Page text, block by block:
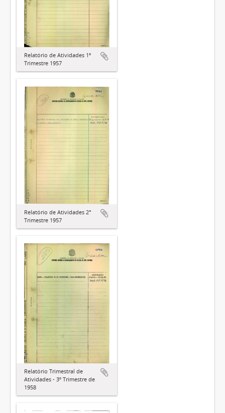
Relatório de Atividades 1º
Trimestre 1957
Relatório de Atividades 2°
Trimestre 1957
Relatório Trimestral de
Atividades - 3º Trimestre de
1958